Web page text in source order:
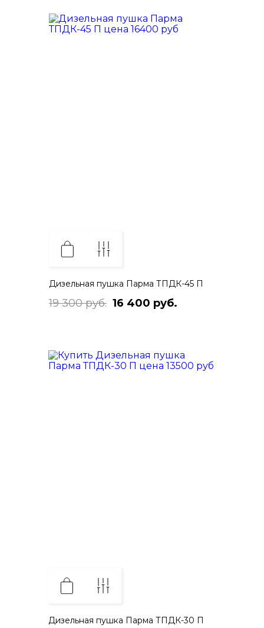
Дизельная пушка Парма ТПДК-45 П
19 300 руб. 16 400 руб.
Дизельная пушка Парма ТПДК-30 П